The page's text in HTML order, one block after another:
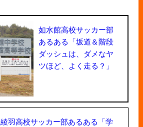
如水館高校サッカー部
あるある「坂道＆階段
ダッシュは、ダメなヤ
ツほど、よく走る？」
綾羽高校サッカー部あるある「学